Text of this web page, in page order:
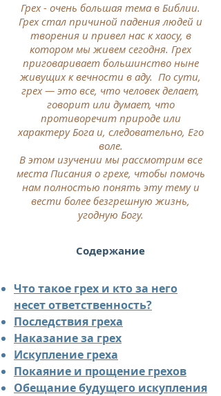
Грех - очень большая тема в Библии.
Грех стал причиной падения людей и
творения и привел нас к хаосу, в
котором мы живем сегодня. Грех
приговаривает большинство ныне
живущих к вечности в аду. По сути,
грех — это все, что человек делает,
говорит или думает, что
противоречит природе или
характеру Бога и, следовательно, Его
воле.
В этом изучении мы рассмотрим все
места Писания о грехе, чтобы помочь
нам полностью понять эту тему и
вести более безгрешную жизнь,
угодную Богу.
Содержание
Что такое грех и кто за него
несет ответственность?
Последствия греха
Наказание за грех
Искупление греха
Покаяние и прощение грехов
Обещание будущего искупления